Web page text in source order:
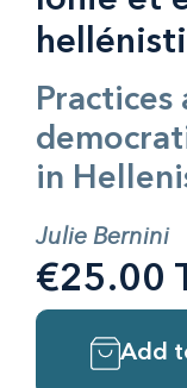
Practices
in
Julie Bernini
€25.00
Add